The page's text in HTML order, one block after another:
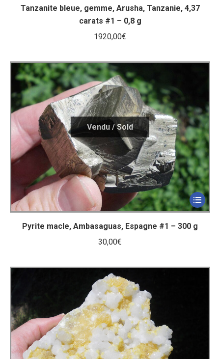
Tanzanite bleue, gemme, Arusha, Tanzanie, 4,37
carats #1 – 0,8 g
1920,00€
Pyrite macle, Ambasaguas, Espagne #1 – 300 g
30,00€